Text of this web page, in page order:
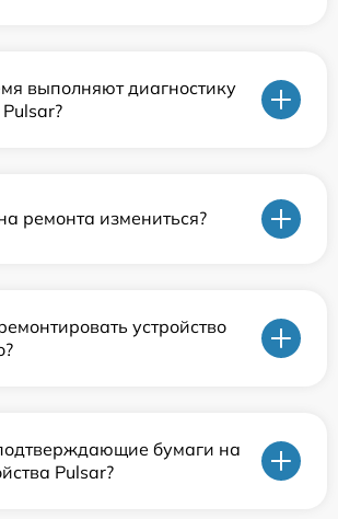
выполняют диагностику
ремонта измениться?
устройство
бумаги на
Pulsar?